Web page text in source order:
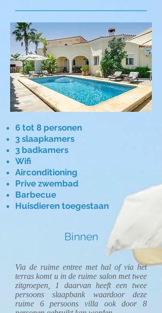
6 tot 8 personen
3 slaapkamers
3 badkamers
Wifi
Airconditioning
Prive zwembad
Barbecue
Huisdieren toegestaan
Binnen
Via de ruime entree met hal of via het
terras komt u in de ruime salon met twee
zitgroepen, 1 daarvan heeft een twee
persoons slaapbank waardoor deze
ruime 6 persoons villa ook door 8